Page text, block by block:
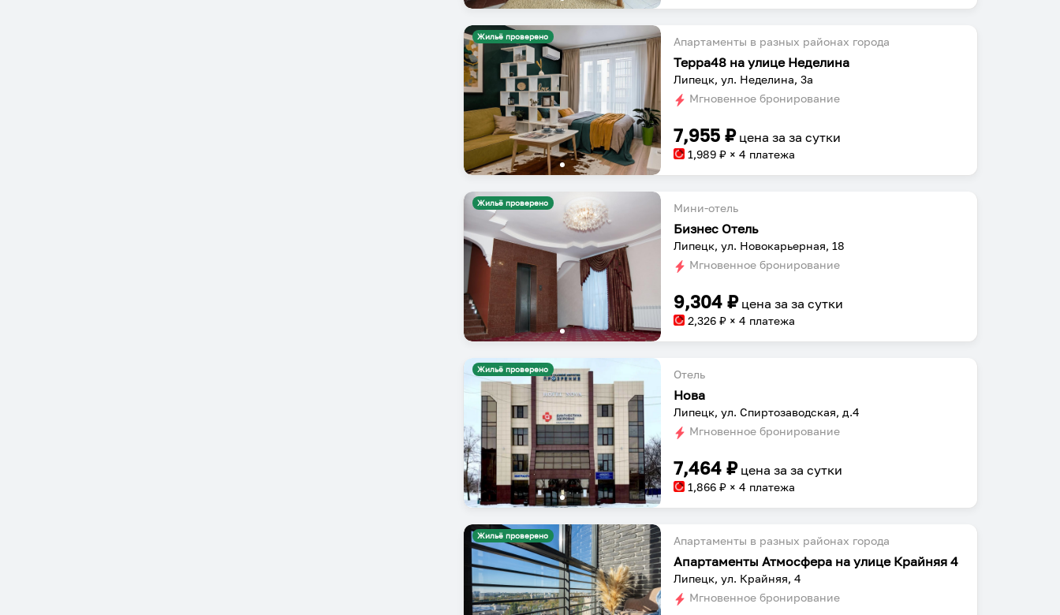
Жильё проверено Апартаменты в разных районах города
Терра48 на улице Неделина
Липецк, ул. Неделина, 3а
Мгновенное бронирование
7,955 ₽ цена заза сутки
1,989 ₽ × 4 платежа
Жильё проверено Мини-отель
Бизнес Отель
Липецк, ул. Новокарьерная, 18
Мгновенное бронирование
9,304 ₽ цена заза сутки
2,326 ₽ × 4 платежа
Жильё проверено Отель
Нова
Липецк, ул. Спиртозаводская, д.4
Мгновенное бронирование
7,464 ₽ цена заза сутки
1,866 ₽ × 4 платежа
Жильё проверено Апартаменты в разных районах города
Апартаменты Атмосфера на улице Крайняя 4
Липецк, ул. Крайняя, 4
Мгновенное бронирование